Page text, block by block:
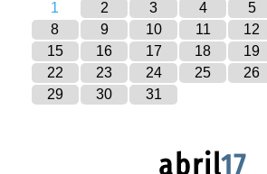
1 2 3 4 5
8
9 10 11 12
15
16 17 18 19
22
23 24 25 26
29
30 31
abril17